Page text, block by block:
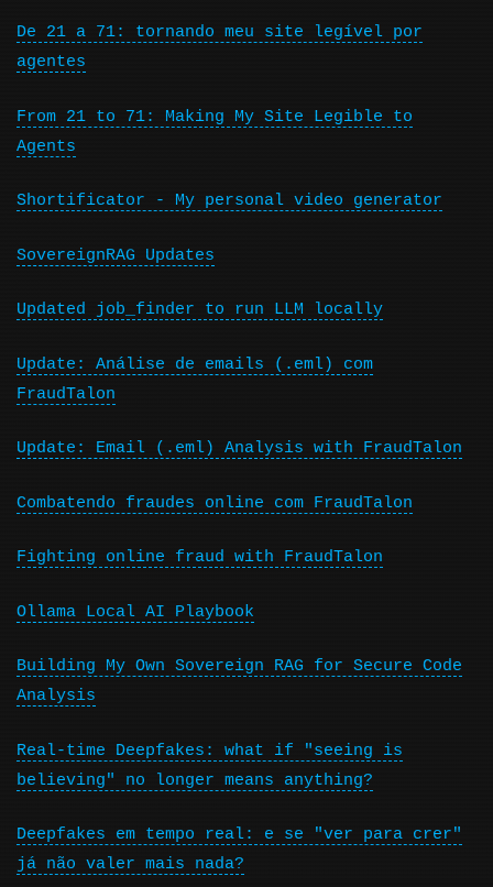
De 21 a 71: tornando meu site legível por
agentes
From 21 to 71: Making My Site Legible to
Agents
Shortificator - My personal video generator
SovereignRAG Updates
Updated job_finder to run LLM locally
Update: Análise de emails (.eml) com
FraudTalon
Update: Email (.eml) Analysis with FraudTalon
Combatendo fraudes online com FraudTalon
Fighting online fraud with FraudTalon
Ollama Local AI Playbook
Building My Own Sovereign RAG for Secure Code
Analysis
Real-time Deepfakes: what if "seeing is
believing" no longer means anything?
Deepfakes em tempo real: e se "ver para crer"
já não valer mais nada?